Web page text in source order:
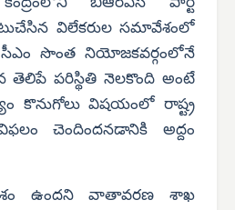
విలేకరుల సమావేశంలో
సీఎం సొంత నియోజకవర్గంలోనే
తెలిపే పరిస్థితి నెలకొంది అంటే
కొనుగోలు విషయంలో రాష్ట్ర
చెందిందనడానికి అద్దం
ఉందని వాతావరణ శాఖ